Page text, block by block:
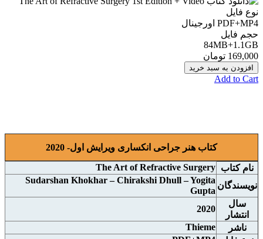
نوع فایل
PDF+MP4 اورجينال
حجم فایل
84MB+1.1GB
169,000 تومان
افزودن به سبد خرید
Add to Cart
کتاب هنر جراحی انکساری ویرایش اول- 2020
نام کتاب The Art of Refractive Surgery
نويسندگان
Sudarshan Khokhar – Chirakshi Dhull – Yogita
Gupta
سال
انتشار
2020
ناشر
Thieme